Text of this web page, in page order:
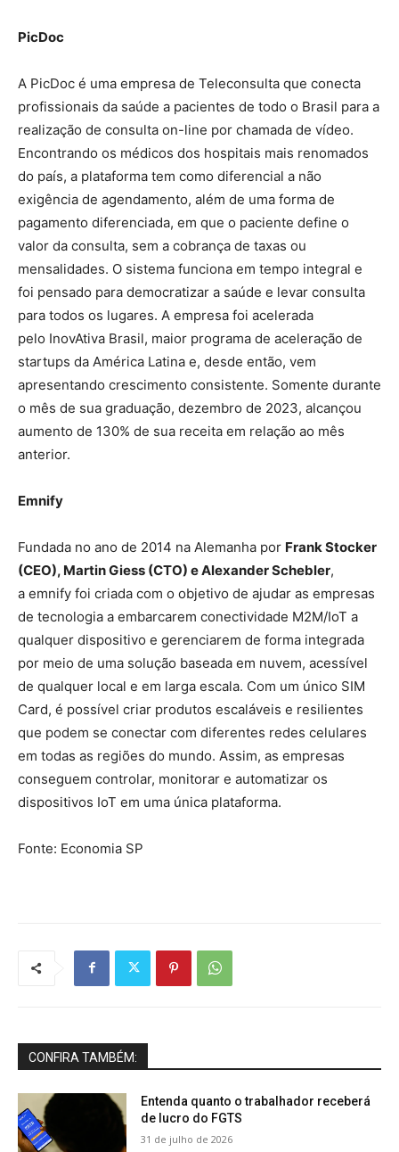
PicDoc
A PicDoc é uma empresa de Teleconsulta que conecta
profissionais da saúde a pacientes de todo o Brasil para a
realização de consulta on-line por chamada de vídeo.
Encontrando os médicos dos hospitais mais renomados
do país, a plataforma tem como diferencial a não
exigência de agendamento, além de uma forma de
pagamento diferenciada, em que o paciente define o
valor da consulta, sem a cobrança de taxas ou
mensalidades. O sistema funciona em tempo integral e
foi pensado para democratizar a saúde e levar consulta
para todos os lugares. A empresa foi acelerada
pelo InovAtiva Brasil, maior programa de aceleração de
startups da América Latina e, desde então, vem
apresentando crescimento consistente. Somente durante
o mês de sua graduação, dezembro de 2023, alcançou
aumento de 130% de sua receita em relação ao mês
anterior.
Emnify
Fundada no ano de 2014 na Alemanha por Frank Stocker
(CEO), Martin Giess (CTO) e Alexander Schebler,
a emnify foi criada com o objetivo de ajudar as empresas
de tecnologia a embarcarem conectividade M2M/IoT a
qualquer dispositivo e gerenciarem de forma integrada
por meio de uma solução baseada em nuvem, acessível
de qualquer local e em larga escala. Com um único SIM
Card, é possível criar produtos escaláveis e resilientes
que podem se conectar com diferentes redes celulares
em todas as regiões do mundo. Assim, as empresas
conseguem controlar, monitorar e automatizar os
dispositivos IoT em uma única plataforma.
Fonte: Economia SP
CONFIRA TAMBÉM:
Entenda quanto o trabalhador receberá
de lucro do FGTS
31 de julho de 2026